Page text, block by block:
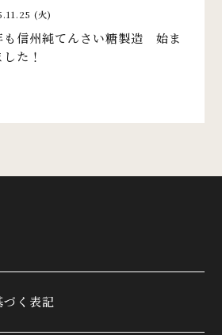
(火)
も信州純てんさい糖製造 始ま
した！
く表記